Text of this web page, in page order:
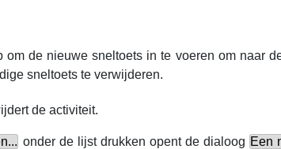
om de nieuwe sneltoets in te voeren om naar
sneltoets te verwijderen.
de activiteit.
onder de lijst drukken opent de dialoog Een